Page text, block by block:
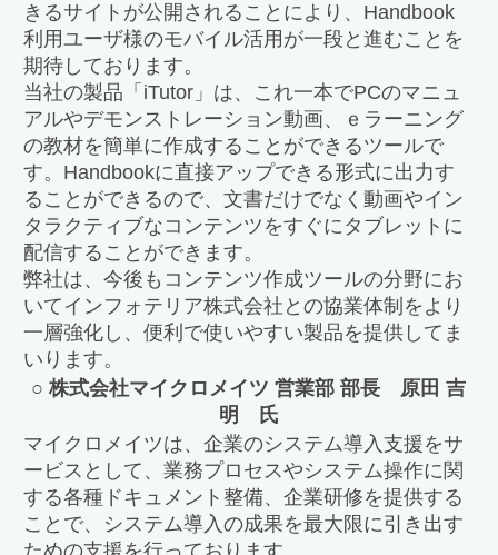
きるサイトが公開されることにより、Handbook
利用ユーザ様のモバイル活用が一段と進むことを
期待しております。
当社の製品「iTutor」は、これ一本でPCのマニュ
アルやデモンストレーション動画、ｅラーニング
の教材を簡単に作成することができるツールで
す。Handbookに直接アップできる形式に出力す
ることができるので、文書だけでなく動画やイン
タラクティブなコンテンツをすぐにタブレットに
配信することができます。
弊社は、今後もコンテンツ作成ツールの分野にお
いてインフォテリア株式会社との協業体制をより
一層強化し、便利で使いやすい製品を提供してま
いります。
○ 株式会社マイクロメイツ 営業部 部長 原田 吉
明 氏
マイクロメイツは、企業のシステム導入支援をサ
ービスとして、業務プロセスやシステム操作に関
する各種ドキュメント整備、企業研修を提供する
ことで、システム導入の成果を最大限に引き出す